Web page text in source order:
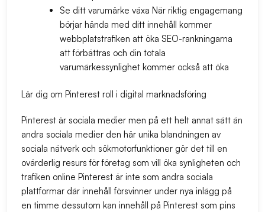
Se ditt varumärke växa När riktig engagemang
börjar hända med ditt innehåll kommer
webbplatstrafiken att öka SEO-rankningarna
att förbättras och din totala
varumärkessynlighet kommer också att öka
Lär dig om Pinterest roll i digital marknadsföring
Pinterest är sociala medier men på ett helt annat sätt än
andra sociala medier den här unika blandningen av
sociala nätverk och sökmotorfunktioner gör det till en
ovärderlig resurs för företag som vill öka synligheten och
trafiken online Pinterest är inte som andra sociala
plattformar där innehåll försvinner under nya inlägg på
en timme dessutom kan innehåll på Pinterest som pins